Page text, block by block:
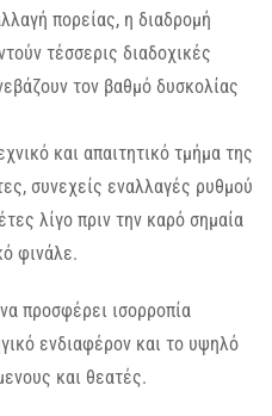
πορείας, η διαδρομή
τέσσερις διαδοχικές
τον βαθμό δυσκολίας
και απαιτητικό τμήμα της
συνεχείς εναλλαγές ρυθμού
λίγο πριν την καρό σημαία
φινάλε.
προσφέρει ισορροπία
ενδιαφέρον και το υψηλό
και θεατές.